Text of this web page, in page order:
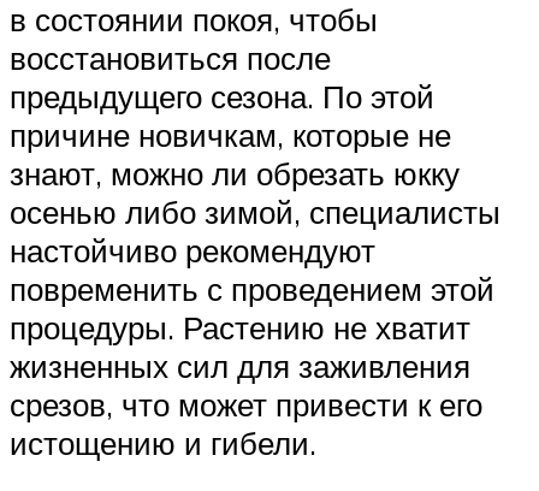
в состоянии покоя, чтобы
восстановиться после
предыдущего сезона. По этой
причине новичкам, которые не
знают, можно ли обрезать юкку
осенью либо зимой, специалисты
настойчиво рекомендуют
повременить с проведением этой
процедуры. Растению не хватит
жизненных сил для заживления
срезов, что может привести к его
истощению и гибели.